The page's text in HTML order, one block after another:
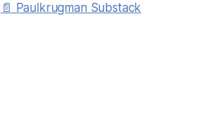
📄 Paulkrugman Substack